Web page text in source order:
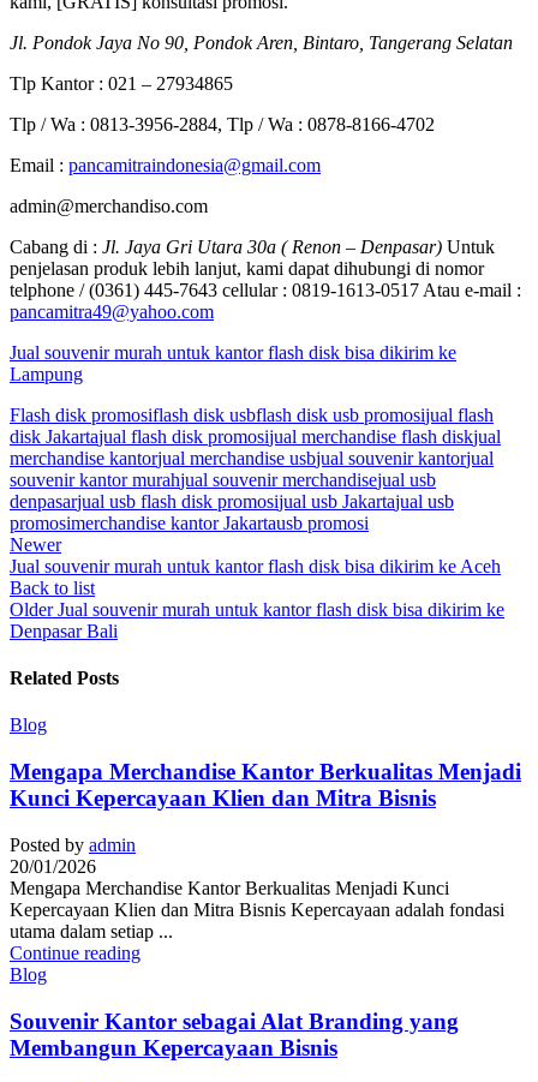
Jl. Pondok Jaya No 90, Pondok Aren, Bintaro, Tangerang Selatan
Tlp Kantor : 021 – 27934865
Tlp / Wa : 0813-3956-2884, Tlp / Wa : 0878-8166-4702
Email : pancamitraindonesia@gmail.com
admin@merchandiso.com
Cabang di : Jl. Jaya Gri Utara 30a ( Renon – Denpasar) Untuk
penjelasan produk lebih lanjut, kami dapat dihubungi di nomor
telphone / (0361) 445-7643 cellular : 0819-1613-0517 Atau e-mail :
pancamitra49@yahoo.com
Jual souvenir murah untuk kantor flash disk bisa dikirim ke
Lampung
Flash disk promosiflash disk usbflash disk usb promosijual flash
disk Jakartajual flash disk promosijual merchandise flash diskjual
merchandise kantorjual merchandise usbjual souvenir kantorjual
souvenir kantor murahjual souvenir merchandisejual usb
denpasarjual usb flash disk promosijual usb Jakartajual usb
promosimerchandise kantor Jakartausb promosi
Newer
Jual souvenir murah untuk kantor flash disk bisa dikirim ke Aceh
Back to list
Older Jual souvenir murah untuk kantor flash disk bisa dikirim ke
Denpasar Bali
Related Posts
Blog
Mengapa Merchandise Kantor Berkualitas Menjadi
Kunci Kepercayaan Klien dan Mitra Bisnis
Posted by admin
20/01/2026
Mengapa Merchandise Kantor Berkualitas Menjadi Kunci
Kepercayaan Klien dan Mitra Bisnis Kepercayaan adalah fondasi
utama dalam setiap ...
Continue reading
Blog
Souvenir Kantor sebagai Alat Branding yang
Membangun Kepercayaan Bisnis